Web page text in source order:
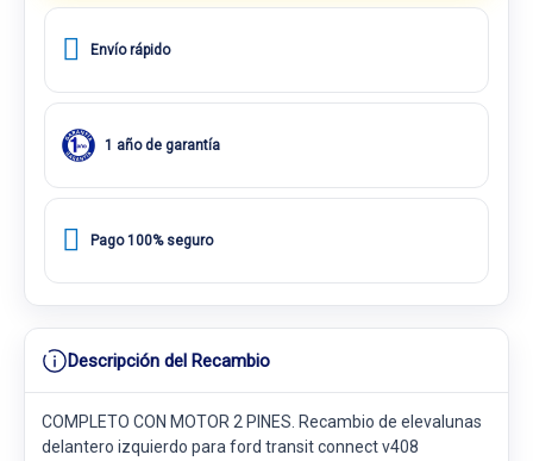
Envío rápido
1 año de garantía
Pago 100% seguro
Descripción del Recambio
COMPLETO CON MOTOR 2 PINES. Recambio de elevalunas
delantero izquierdo para ford transit connect v408